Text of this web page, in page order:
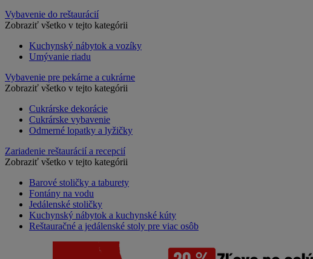
Vybavenie do reštaurácií
Zobraziť všetko v tejto kategórii
Kuchynský nábytok a vozíky
Umývanie riadu
Vybavenie pre pekárne a cukrárne
Zobraziť všetko v tejto kategórii
Cukrárske dekorácie
Cukrárske vybavenie
Odmerné lopatky a lyžičky
Zariadenie reštaurácií a recepcií
Zobraziť všetko v tejto kategórii
Barové stoličky a taburety
Fontány na vodu
Jedálenské stoličky
Kuchynský nábytok a kuchynské kúty
Reštauračné a jedálenské stoly pre viac osôb